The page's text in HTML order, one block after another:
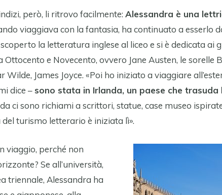
però, li ritrovo facilmente: Alessandra è una
viaggiava con la fantasia, ha continuato a esserlo
la letteratura inglese al liceo e si è dedicata ai
e Novecento, ovvero Jane Austen, le sorelle
Wilde, James Joyce. «Poi ho iniziato a viaggiare
dice –sono stata in Irlanda, un paese che
ci sono richiami a scrittori, statue, case museo
del turismo letterario è iniziata lì».
viaggio, perché non
Se all’università,
triennale, Alessandra ha